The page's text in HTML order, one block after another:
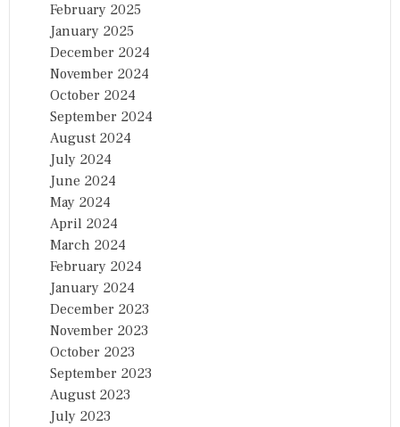
February 2025
January 2025
December 2024
November 2024
October 2024
September 2024
August 2024
July 2024
June 2024
May 2024
April 2024
March 2024
February 2024
January 2024
December 2023
November 2023
October 2023
September 2023
August 2023
July 2023